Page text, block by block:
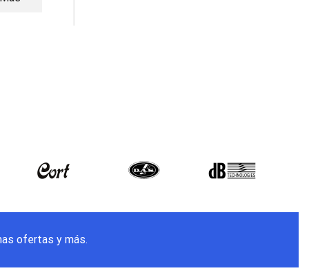
ofertas y más.